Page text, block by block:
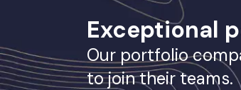
Exceptional
Our portfolio
to join their teams.